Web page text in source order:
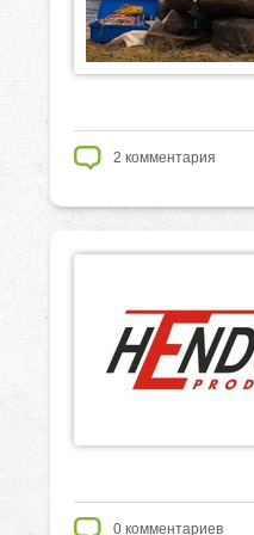
2 комментария
0 комментариев